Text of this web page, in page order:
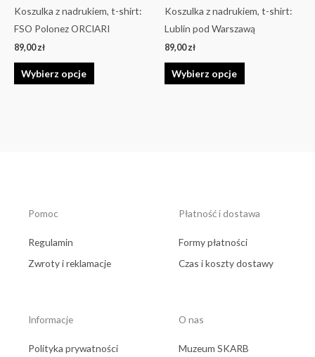
Koszulka z nadrukiem, t-shirt:
FSO Polonez ORCIARI
89,00zł
Wybierz opcje
na
stronie
Koszulka z nadrukiem, t-shirt:
Lublin pod Warszawą
89,00zł
Wybierz opcje
na
stronie
Pomoc
Regulamin
Zwroty i reklamacje
Płatność i dostawa
Formy płatności
Czas i koszty dostawy
Informacje
Polityka prywatności
O nas
Muzeum SKARB